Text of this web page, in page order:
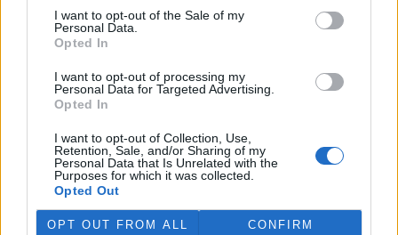
I want to opt-out of the Sale of my
Personal Data.
Opted In
I want to opt-out of processing my
Personal Data for Targeted Advertising.
Opted In
I want to opt-out of Collection, Use,
Retention, Sale, and/or Sharing of my
Personal Data that Is Unrelated with the
Purposes for which it was collected.
Opted Out
OPT OUT FROM ALL CONFIRM
Diskuse: 41
Členské státy nyní převádějí
legislativy. Podle společnosti
refurbed, evropským
marketplace s repasovanou elektronikou, však mohou i po
zavedení nových pravidel zůstat náklady na opravy natolik vysoké,
že pro spotřebitele bude stále výhodnější koupit nové zařízení.
Směrnice má přitom usnadnit opravy elektroniky i po skončení
záruční doby, zlepšit dostupnost náhradních dílů a zabránit
výrobcům, aby zásahy do zařízení zbytečně komplikovali nebo
znemožňovali. Nestanovuje však konkrétní cenový limit ani
způsob výpočtu ceny náhradních dílů a oprav.